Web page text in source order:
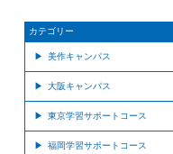
カテゴリー
美作キャンパス
大阪キャンパス
東京学習サポートコース
福岡学習サポートコース